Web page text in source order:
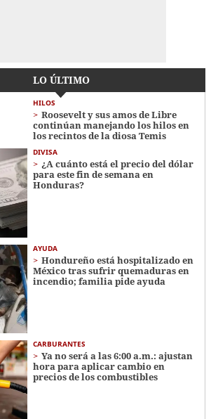
LO ÚLTIMO
HILOS
Roosevelt y sus amos de Libre
continúan manejando los hilos en
los recintos de la diosa Temis
DIVISA
¿A cuánto está el precio del dólar
para este fin de semana en
Honduras?
AYUDA
Hondureño está hospitalizado en
México tras sufrir quemaduras en
incendio; familia pide ayuda
CARBURANTES
Ya no será a las 6:00 a.m.: ajustan
hora para aplicar cambio en
precios de los combustibles